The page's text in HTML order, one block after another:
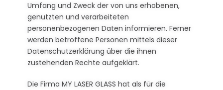
Umfang und Zweck der von uns erhobenen,
genutzten und verarbeiteten
personenbezogenen Daten informieren. Ferner
werden betroffene Personen mittels dieser
Datenschutzerklärung über die ihnen
zustehenden Rechte aufgeklärt.
Die Firma MY LASER GLASS hat als für die